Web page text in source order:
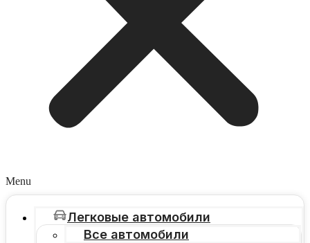
Menu
Легковые автомобили
Все автомобили